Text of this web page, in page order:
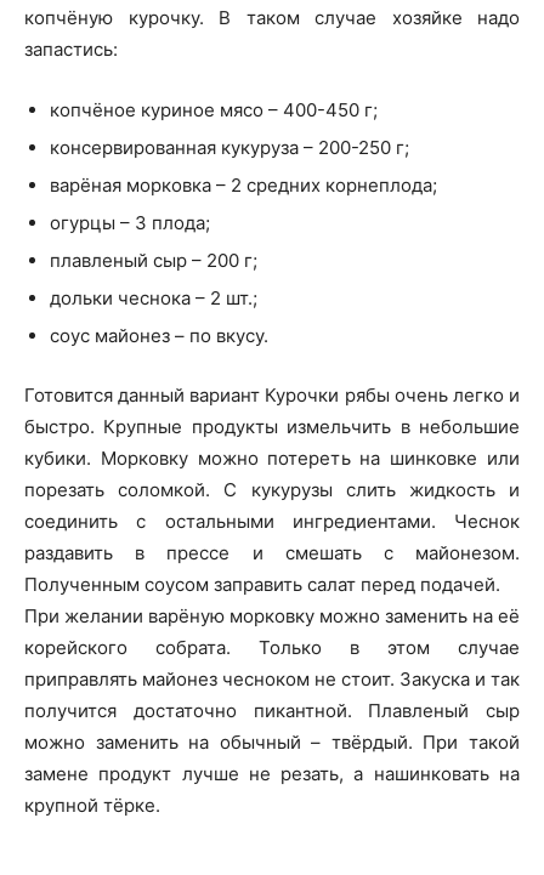
копчёную курочку. В таком случае хозяйке надо
запастись:
копчёное куриное мясо – 400-450 г;
консервированная кукуруза – 200-250 г;
варёная морковка – 2 средних корнеплода;
огурцы – 3 плода;
плавленый сыр – 200 г;
дольки чеснока – 2 шт.;
соус майонез – по вкусу.
Готовится данный вариант Курочки рябы очень легко и
быстро. Крупные продукты измельчить в небольшие
кубики. Морковку можно потереть на шинковке или
порезать соломкой. С кукурузы слить жидкость и
соединить с остальными ингредиентами. Чеснок
раздавить в прессе и смешать с майонезом.
Полученным соусом заправить салат перед подачей.
При желании варёную морковку можно заменить на её
корейского собрата. Только в этом случае
приправлять майонез чесноком не стоит. Закуска и так
получится достаточно пикантной. Плавленый сыр
можно заменить на обычный – твёрдый. При такой
замене продукт лучше не резать, а нашинковать на
крупной тёрке.